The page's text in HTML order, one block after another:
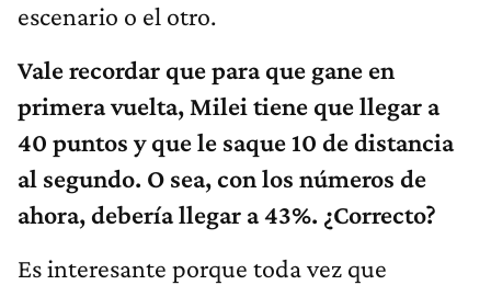
escenario o el otro.
Vale recordar que para que gane en
primera vuelta, Milei tiene que llegar a
40 puntos y que le saque 10 de distancia
al segundo. O sea, con los números de
ahora, debería llegar a 43%. ¿Correcto?
Es interesante porque toda vez que